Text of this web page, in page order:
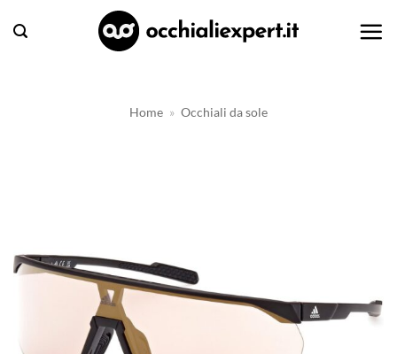
Home » Occhiali da sole